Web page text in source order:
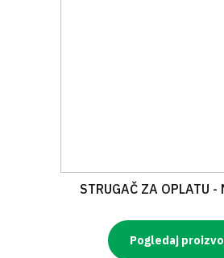
STRUGAČ ZA OPLATU -
Pogledaj